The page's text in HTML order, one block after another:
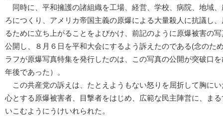
同時に、平和擁護の諸組織を工場、経営、学校、病院、地域
ろにつくり、アメリカ帝国主義の原爆による大量殺人に抗議し
るために立ち上がることをよびかけ、前記のように原爆被害の
公開し、８月６日を平和大会にするよう訴えたのである(念のた
ラフが原爆写真特集を発行したのは、この写真の公開が突破口
年後であった）。
この共産党の訴えは、たとえようもない怒りを屈折して胸に
心とする原爆被害者、目撃者をはじめ、広範な民主陣営に、ま
いこむようにうけいれられた。